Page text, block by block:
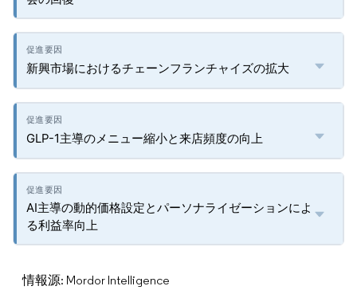
新興市場におけるチェーンフランチャイズの拡大
GLP-1主導のメニュー縮小と来店頻度の向上
AI主導の動的価格設定とパーソナライゼーションによ
る利益率向上
情報源: Mordor Intelligence